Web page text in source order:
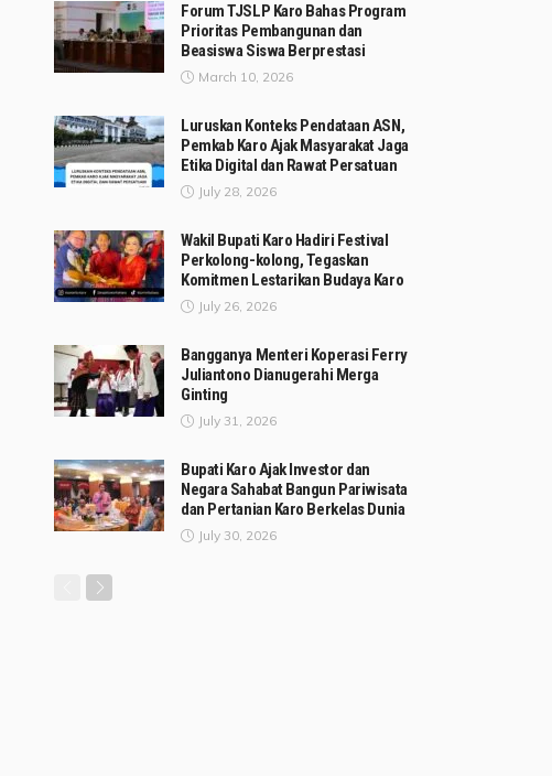
Forum TJSLP Karo Bahas Program
Prioritas Pembangunan dan
Beasiswa Siswa Berprestasi
March 10, 2026
Luruskan Konteks Pendataan ASN,
Pemkab Karo Ajak Masyarakat Jaga
Etika Digital dan Rawat Persatuan
July 28, 2026
Wakil Bupati Karo Hadiri Festival
Perkolong-kolong, Tegaskan
Komitmen Lestarikan Budaya Karo
July 26, 2026
Bangganya Menteri Koperasi Ferry
Juliantono Dianugerahi Merga
Ginting
July 31, 2026
Bupati Karo Ajak Investor dan
Negara Sahabat Bangun Pariwisata
dan Pertanian Karo Berkelas Dunia
July 30, 2026